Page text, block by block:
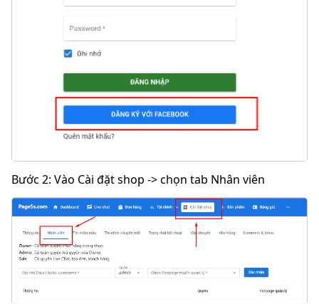
Bước 2: Vào Cài đặt shop -> chọn tab Nhân viên